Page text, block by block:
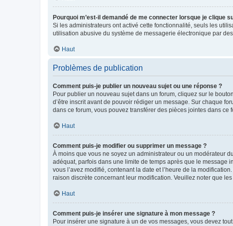
Pourquoi m’est-il demandé de me connecter lorsque je clique
Si les administrateurs ont activé cette fonctionnalité, seuls les
utilisation abusive du système de messagerie électronique par
Haut
Problèmes de publication
Comment puis-je publier un nouveau sujet ou une réponse ?
Pour publier un nouveau sujet dans un forum, cliquez sur le
d’être inscrit avant de pouvoir rédiger un message. Sur chaque
dans ce forum, vous pouvez transférer des pièces jointes dans ce
Haut
Comment puis-je modifier ou supprimer un message ?
À moins que vous ne soyez un administrateur ou un modérateur
adéquat, parfois dans une limite de temps après que le message
vous l’avez modifié, contenant la date et l’heure de la
raison discrète concernant leur modification. Veuillez noter que
Haut
Comment puis-je insérer une signature à mon message ?
Pour insérer une signature à un de vos messages, vous devez